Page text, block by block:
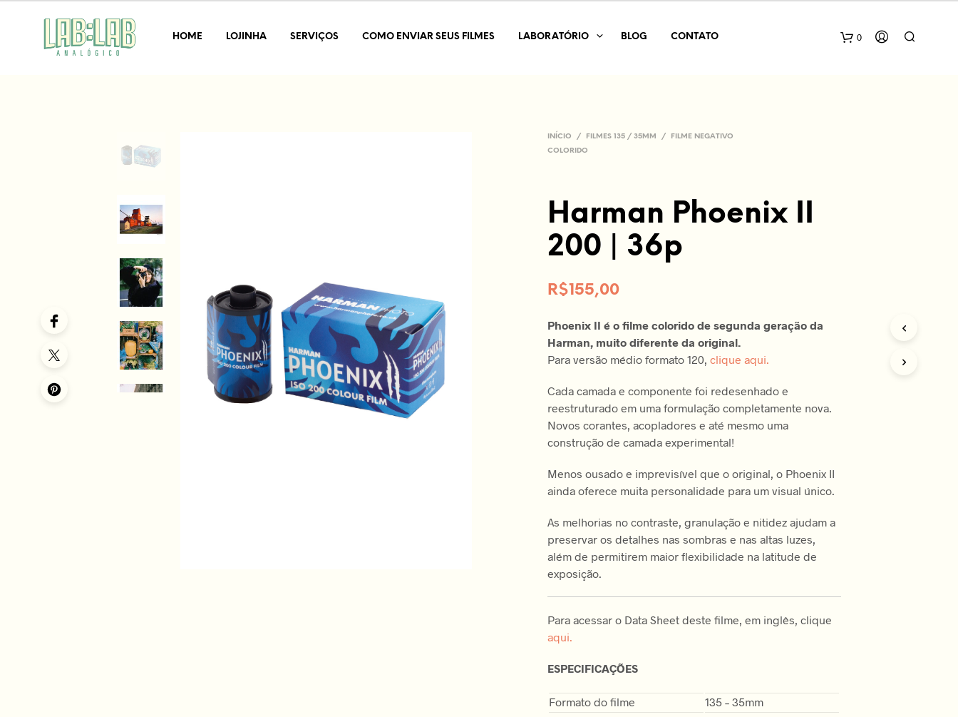
0
HOME LOJINHA SERVIÇOS COMO ENVIAR SEUS FILMES LABORATÓRIO BLOG CONTATO
INÍCIO / FILMES 135 / 35MM /
FILME NEGATIVO
COLORIDO
Harman Phoenix II
200 | 36p
R$155,00
Phoenix II é o filme colorido de segunda geração da
Harman, muito diferente da original.
Para versão médio formato 120, clique aqui.
Cada camada e componente foi redesenhado e
reestruturado em uma formulação completamente nova.
Novos corantes, acopladores e até mesmo uma
construção de camada experimental!
Menos ousado e imprevisível que o original, o Phoenix II
ainda oferece muita personalidade para um visual único.
As melhorias no contraste, granulação e nitidez ajudam a
preservar os detalhes nas sombras e nas altas luzes,
além de permitirem maior flexibilidade na latitude de
exposição.
Para acessar o Data Sheet deste filme, em inglês, clique
aqui.
ESPECIFICAÇÕES
Formato do filme
135 – 35mm